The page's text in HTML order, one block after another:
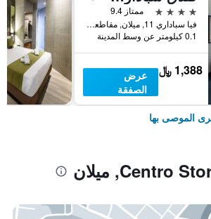
4 نجوم
ممتاز 9.4
فيا سباداري 11, ميلان, مقاطعة ميلانو, إيطاليا
0.1 كيلومتر عن وسط المدينة
1,388 ﷼
عرض
الصفقة
الموصى بها